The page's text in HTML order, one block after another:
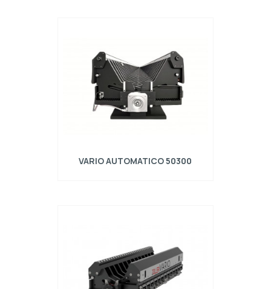
VARIO AUTOMATICO 50300
motorizzato VARIO AUTO/02/R composto da:
- coppia di Motoriduttori Omron applicati alle
due testate della matrice; - cabinet con
centralina di comando e PLC a schermo
touch; - set cav…